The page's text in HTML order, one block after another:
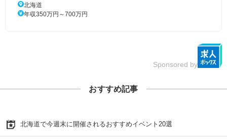
北海道
年収350万円～700万円
Sponsored by
おすすめ記事
北海道で今週末に開催されるおすすめイベント20選